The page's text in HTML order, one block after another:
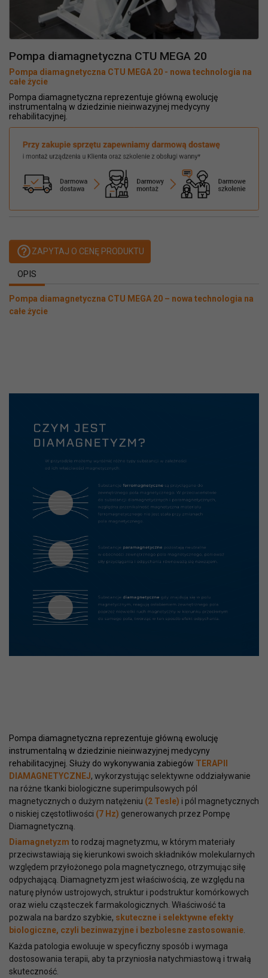
Pompa diamagnetyczna CTU MEGA 20
Pompa diamagnetyczna CTU MEGA 20 - nowa technologia na
całe życie
Pompa diamagnetyczna reprezentuje główną ewolucję
instrumentalną w dziedzinie nieinwazyjnej medycyny
rehabilitacyjnej.
help_outlineZAPYTAJ O CENĘ PRODUKTU
OPIS
Pompa diamagnetyczna CTU MEGA 20 – nowa technologia na
całe życie
Pompa diamagnetyczna reprezentuje główną ewolucję
instrumentalną w dziedzinie nieinwazyjnej medycyny
rehabilitacyjnej. Służy do wykonywania zabiegów TERAPII
DIAMAGNETYCZNEJ, wykorzystując selektywne oddziaływanie
na różne tkanki biologiczne superimpulsowych pól
magnetycznych o dużym natężeniu (2 Tesle) i pól magnetycznych
o niskiej częstotliwości (7 Hz) generowanych przez Pompę
Diamagnetyczną.
Diamagnetyzm to rodzaj magnetyzmu, w którym materiały
przeciwstawiają się kierunkowi swoich składników molekularnych
względem przyłożonego pola magnetycznego, otrzymując siłę
odpychającą. Diamagnetyzm jest właściwością, ze względu na
naturę płynów ustrojowych, struktur i podstruktur komórkowych
oraz wielu cząsteczek farmakologicznych. Właściwość ta
pozwala na bardzo szybkie, skuteczne i selektywne efekty
biologiczne, czyli bezinwazyjne i bezbolesne zastosowanie.
Każda patologia ewoluuje w specyficzny sposób i wymaga
dostosowania terapii, aby ta przyniosła natychmiastową i trwałą
skuteczność.